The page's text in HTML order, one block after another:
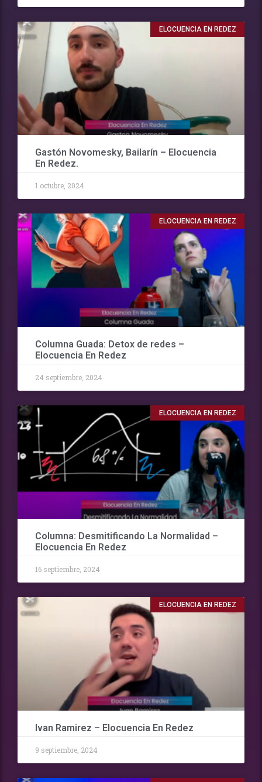
ELOCUENCIA EN REDEZ
Gastón Novomesky, Bailarín – Elocuencia
En Redez.
1 octubre, 2024
ELOCUENCIA EN REDEZ
Columna Guada: Detox de redes –
Elocuencia En Redez
24 septiembre, 2024
ELOCUENCIA EN REDEZ
Columna: Desmitificando La Normalidad –
Elocuencia En Redez
16 septiembre, 2024
ELOCUENCIA EN REDEZ
Ivan Ramirez – Elocuencia En Redez
9 septiembre, 2024